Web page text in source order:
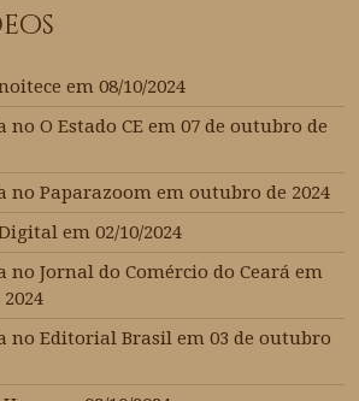
em 08/10/2024
O Estado CE em 07 de outubro de
no Paparazoom em outubro de 2024
em 02/10/2024
no Jornal do Comércio do Ceará em
no Editorial Brasil em 03 de outubro